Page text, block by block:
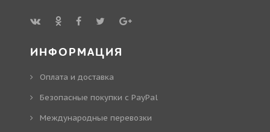
ИНФОРМАЦИЯ
Оплата и доставка
Безопасные покупки с PayPal
Международные перевозки